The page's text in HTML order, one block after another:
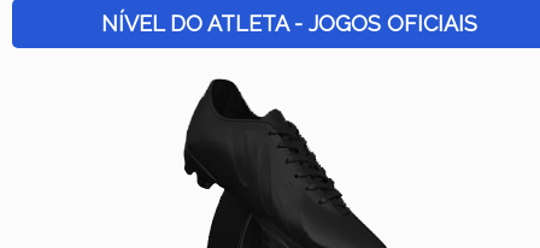
NÍVEL DO ATLETA - JOGOS OFICIAIS